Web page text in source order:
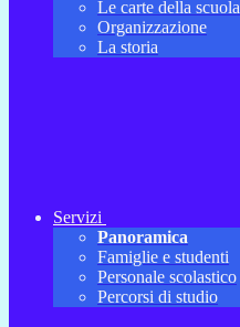
Le carte della scuola
Organizzazione
La storia
Servizi
Panoramica
Famiglie e studenti
Personale scolastico
Percorsi di studio